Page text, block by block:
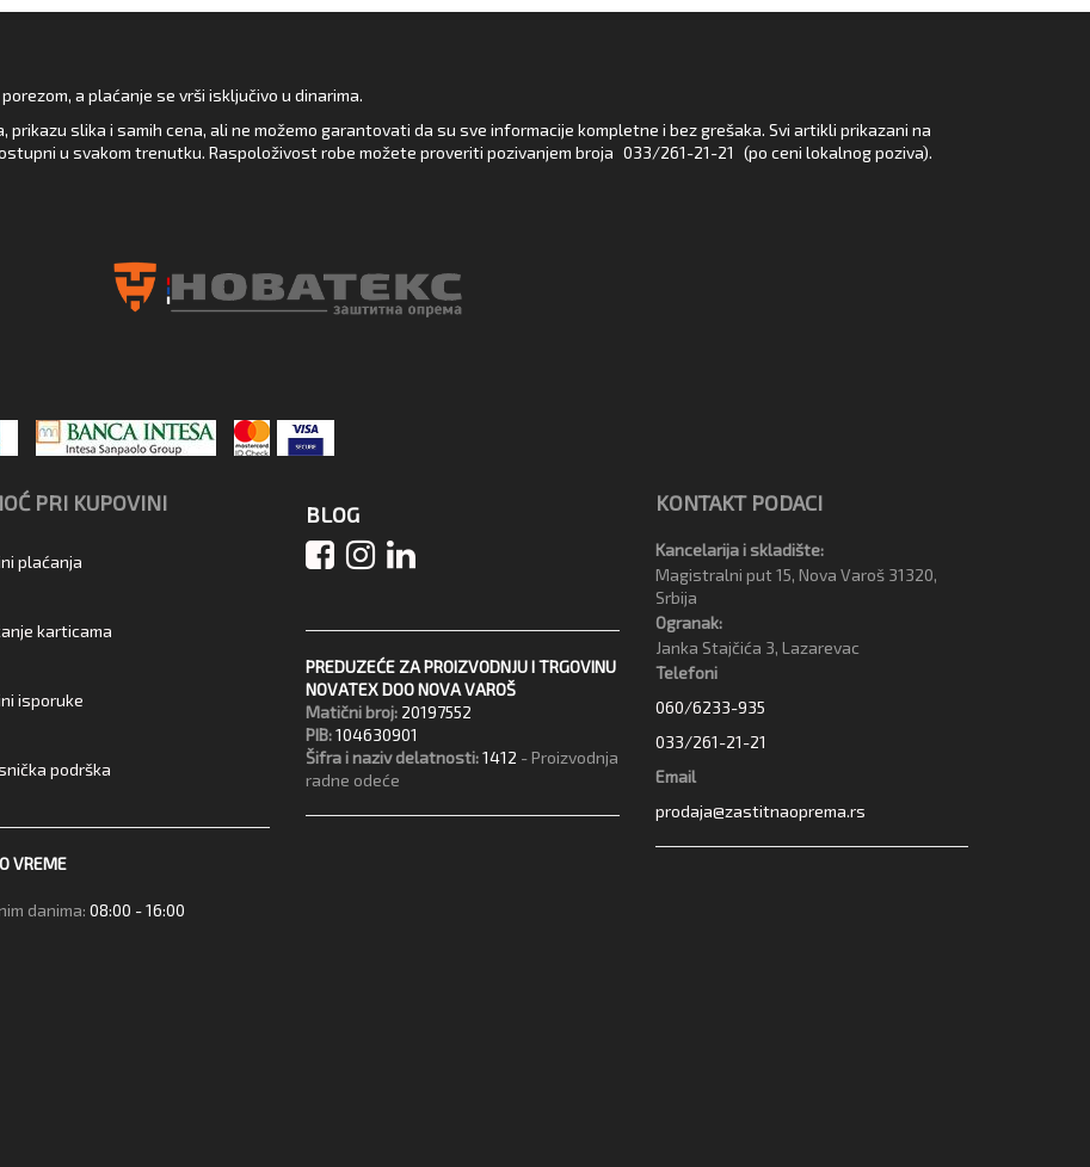
a plaćanje se vrši isključivo u dinarima.
slika i samih cena, ali ne možemo garantovati da su sve informacije kompletne i bez grešaka. Svi artikli prikazani na
u svakom trenutku. Raspoloživost robe možete proveriti pozivanjem broja 033/261-21-21 (po ceni lokalnog poziva).
PRI KUPOVINI
plaćanja
karticama
isporuke
podrška
VREME
danima: 08:00 - 16:00
BLOG
PREDUZEĆE ZA PROIZVODNJU I TRGOVINU
NOVATEX DOO NOVA VAROŠ
Matični broj: 20197552
PIB:104630901
Šifra i naziv delatnosti:1412 - Proizvodnja
radne odeće
KONTAKT PODACI
Kancelarija i skladište:
Magistralni put 15, Nova Varoš 31320,
Srbija
Ogranak:
Janka Stajčića 3, Lazarevac
Telefoni
060/6233-935
033/261-21-21
Email
prodaja@zastitnaoprema.rs